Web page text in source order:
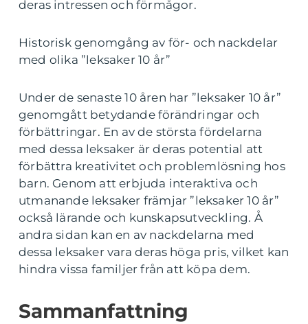
deras intressen och förmågor.
Historisk genomgång av för- och nackdelar
med olika ”leksaker 10 år”
Under de senaste 10 åren har ”leksaker 10 år”
genomgått betydande förändringar och
förbättringar. En av de största fördelarna
med dessa leksaker är deras potential att
förbättra kreativitet och problemlösning hos
barn. Genom att erbjuda interaktiva och
utmanande leksaker främjar ”leksaker 10 år”
också lärande och kunskapsutveckling. Å
andra sidan kan en av nackdelarna med
dessa leksaker vara deras höga pris, vilket kan
hindra vissa familjer från att köpa dem.
Sammanfattning